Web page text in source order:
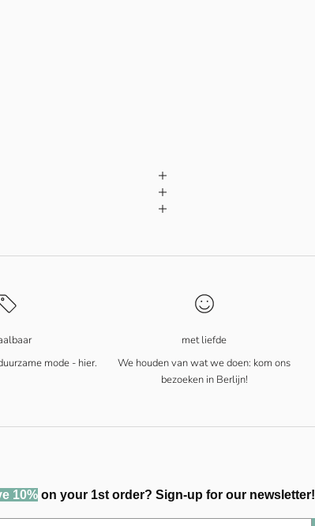
mode - hier.
met liefde
We houden van wat we doen: kom ons
bezoeken in Berlijn!
10%on your 1st order? Sign-up for our newsletter!